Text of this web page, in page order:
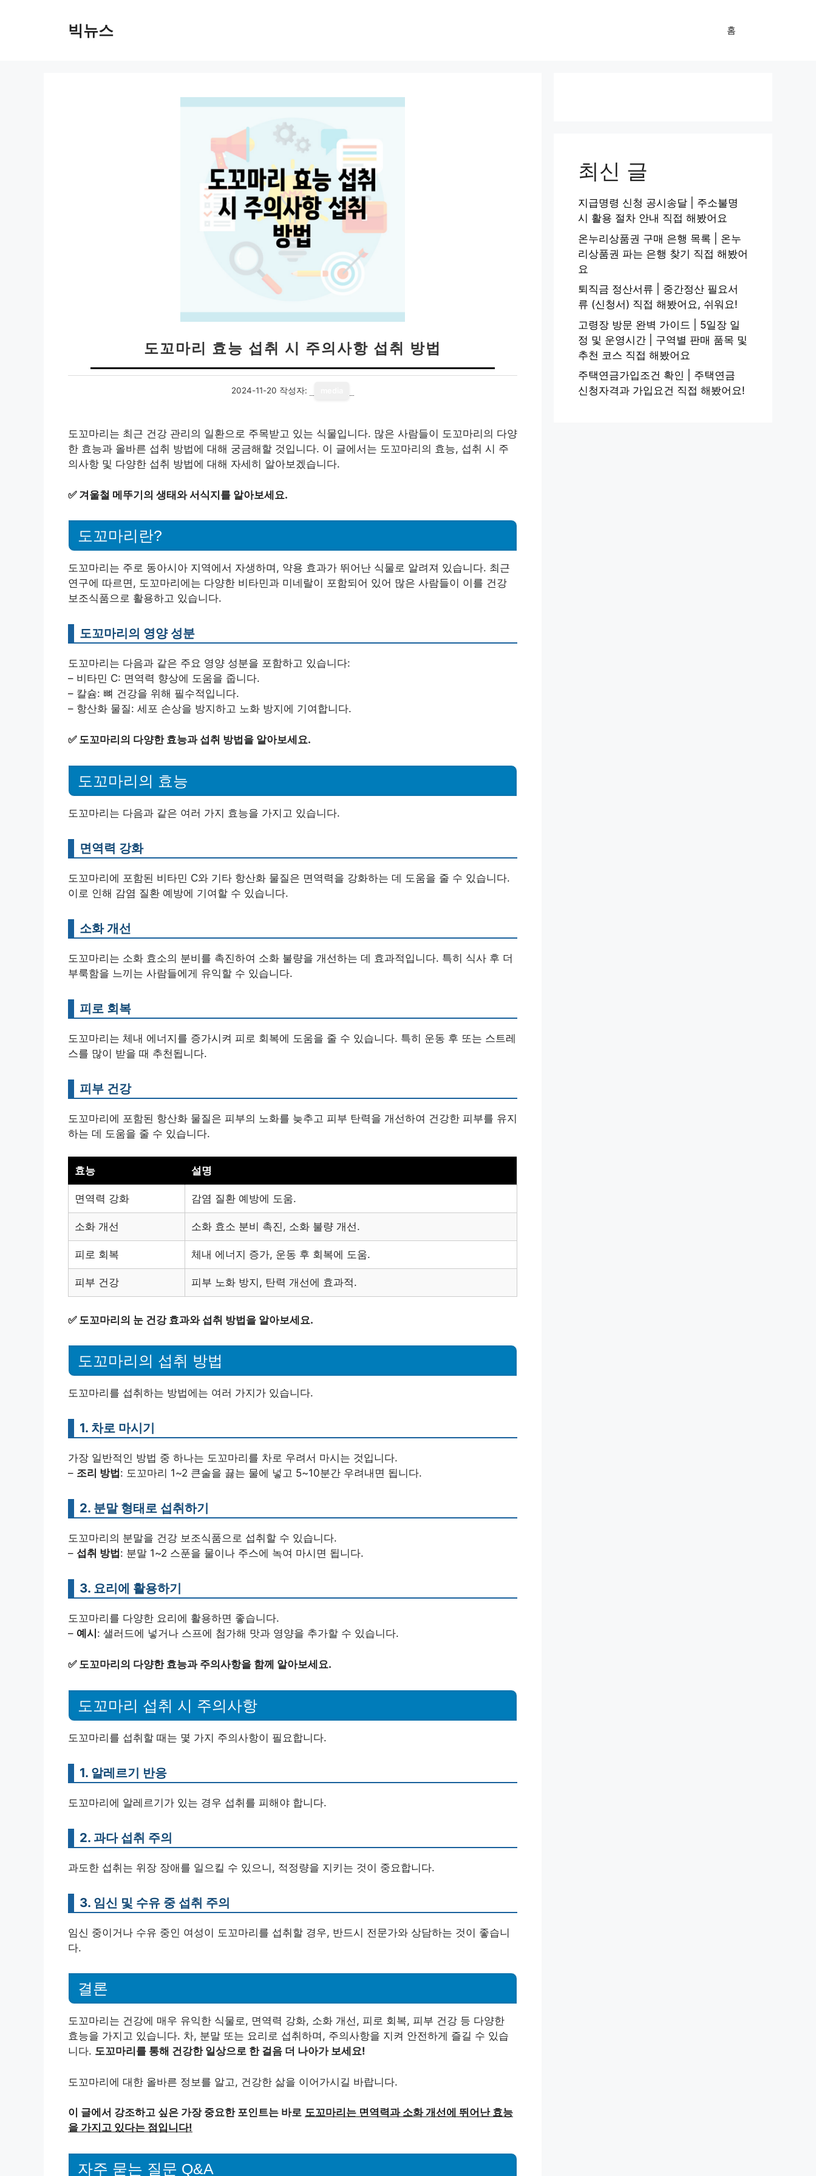
빅뉴스 홈
도꼬마리 효능 섭취 시 주의사항 섭취 방법
2024-11-20 작성자:
도꼬마리는 최근 건강 관리의 일환으로 주목받고 있는 식물입니다. 많은 사람들이 도꼬마리의 다양
한 효능과 올바른 섭취 방법에 대해 궁금해할 것입니다. 이 글에서는 도꼬마리의 효능, 섭취 시 주
의사항 및 다양한 섭취 방법에 대해 자세히 알아보겠습니다.
✅ 겨울철 메뚜기의 생태와 서식지를 알아보세요.
도꼬마리란?
도꼬마리는 주로 동아시아 지역에서 자생하며, 약용 효과가 뛰어난 식물로 알려져 있습니다. 최근
연구에 따르면, 도꼬마리에는 다양한 비타민과 미네랄이 포함되어 있어 많은 사람들이 이를 건강
보조식품으로 활용하고 있습니다.
도꼬마리의 영양 성분
도꼬마리는 다음과 같은 주요 영양 성분을 포함하고 있습니다:
– 비타민 C: 면역력 향상에 도움을 줍니다.
– 칼슘: 뼈 건강을 위해 필수적입니다.
– 항산화 물질: 세포 손상을 방지하고 노화 방지에 기여합니다.
✅ 도꼬마리의 다양한 효능과 섭취 방법을 알아보세요.
도꼬마리의 효능
도꼬마리는 다음과 같은 여러 가지 효능을 가지고 있습니다.
면역력 강화
도꼬마리에 포함된 비타민 C와 기타 항산화 물질은 면역력을 강화하는 데 도움을 줄 수 있습니다.
이로 인해 감염 질환 예방에 기여할 수 있습니다.
소화 개선
도꼬마리는 소화 효소의 분비를 촉진하여 소화 불량을 개선하는 데 효과적입니다. 특히 식사 후 더
부룩함을 느끼는 사람들에게 유익할 수 있습니다.
피로 회복
도꼬마리는 체내 에너지를 증가시켜 피로 회복에 도움을 줄 수 있습니다. 특히 운동 후 또는 스트레
스를 많이 받을 때 추천됩니다.
피부 건강
도꼬마리에 포함된 항산화 물질은 피부의 노화를 늦추고 피부 탄력을 개선하여 건강한 피부를 유지
하는 데 도움을 줄 수 있습니다.
효능 설명
면역력 강화 감염 질환 예방에 도움.
소화 개선 소화 효소 분비 촉진, 소화 불량 개선.
피로 회복 체내 에너지 증가, 운동 후 회복에 도움.
피부 건강 피부 노화 방지, 탄력 개선에 효과적.
✅ 도꼬마리의 눈 건강 효과와 섭취 방법을 알아보세요.
도꼬마리의 섭취 방법
도꼬마리를 섭취하는 방법에는 여러 가지가 있습니다.
1. 차로 마시기
가장 일반적인 방법 중 하나는 도꼬마리를 차로 우려서 마시는 것입니다.
– 조리 방법 : 도꼬마리 1~2 큰술을 끓는 물에 넣고 5~10분간 우려내면 됩니다.
2. 분말 형태로 섭취하기
도꼬마리의 분말을 건강 보조식품으로 섭취할 수 있습니다.
– 섭취 방법 : 분말 1~2 스푼을 물이나 주스에 녹여 마시면 됩니다.
3. 요리에 활용하기
도꼬마리를 다양한 요리에 활용하면 좋습니다.
– 예시 : 샐러드에 넣거나 스프에 첨가해 맛과 영양을 추가할 수 있습니다.
✅ 도꼬마리의 다양한 효능과 주의사항을 함께 알아보세요.
도꼬마리 섭취 시 주의사항
도꼬마리를 섭취할 때는 몇 가지 주의사항이 필요합니다.
1. 알레르기 반응
도꼬마리에 알레르기가 있는 경우 섭취를 피해야 합니다.
2. 과다 섭취 주의
과도한 섭취는 위장 장애를 일으킬 수 있으니, 적정량을 지키는 것이 중요합니다.
3. 임신 및 수유 중 섭취 주의
임신 중이거나 수유 중인 여성이 도꼬마리를 섭취할 경우, 반드시 전문가와 상담하는 것이 좋습니
다.
결론
도꼬마리는 건강에 매우 유익한 식물로, 면역력 강화, 소화 개선, 피로 회복, 피부 건강 등 다양한
효능을 가지고 있습니다. 차, 분말 또는 요리로 섭취하며, 주의사항을 지켜 안전하게 즐길 수 있습
니다. 도꼬마리를 통해 건강한 일상으로 한 걸음 더 나아가 보세요!
도꼬마리에 대한 올바른 정보를 알고, 건강한 삶을 이어가시길 바랍니다.
이 글에서 강조하고 싶은 가장 중요한 포인트는 바로 도꼬마리는 면역력과 소화 개선에 뛰어난 효능
을 가지고 있다는 점입니다!
자주 묻는 질문 Q&A
최신 글
지급명령 신청 공시송달 | 주소불명
시 활용 절차 안내 직접 해봤어요
온누리상품권 구매 은행 목록 | 온누
리상품권 파는 은행 찾기 직접 해봤어
요
퇴직금 정산서류 | 중간정산 필요서
류 (신청서) 직접 해봤어요, 쉬워요!
고령장 방문 완벽 가이드 | 5일장 일
정 및 운영시간 | 구역별 판매 품목 및
추천 코스 직접 해봤어요
주택연금가입조건 확인 | 주택연금
신청자격과 가입요건 직접 해봤어요!